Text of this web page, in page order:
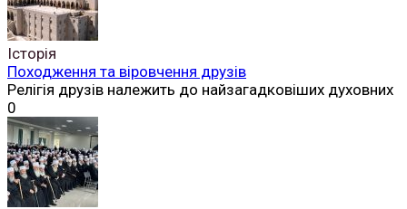
Історія
Походження та віровчення друзів
Релігія друзів належить до найзагадковіших духовних
0